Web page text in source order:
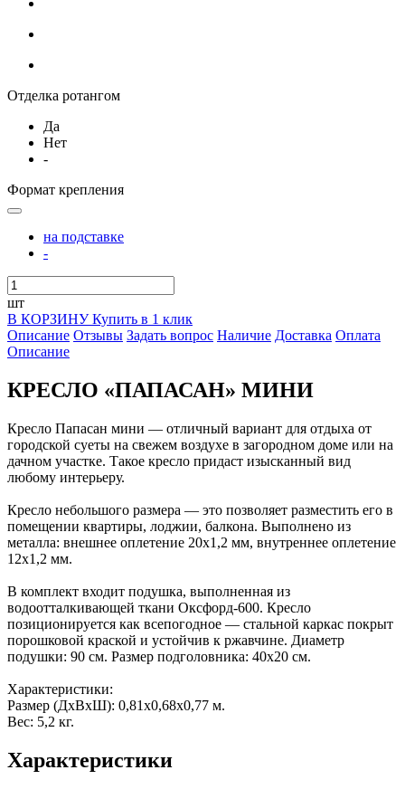
Отделка ротангом
Да
Нет
-
Формат крепления
на подставке
-
шт
В КОРЗИНУКупить в 1 клик
Описание Отзывы Задать вопрос Наличие Доставка Оплата
Описание
КРЕСЛО «ПАПАСАН» МИНИ
Кресло Папасан мини — отличный вариант для отдыха от
городской суеты на свежем воздухе в загородном доме или на
дачном участке. Такое кресло придаст изысканный вид
любому интерьеру.
Кресло небольшого размера — это позволяет разместить его в
помещении квартиры, лоджии, балкона. Выполнено из
металла: внешнее оплетение 20х1,2 мм, внутреннее оплетение
12х1,2 мм.
В комплект входит подушка, выполненная из
водоотталкивающей ткани Оксфорд-600. Кресло
позиционируется как всепогодное — стальной каркас покрыт
порошковой краской и устойчив к ржавчине. Диаметр
подушки: 90 см. Размер подголовника: 40х20 см.
Характеристики:
Размер (ДхВхШ): 0,81х0,68х0,77 м.
Вес: 5,2 кг.
Характеристики